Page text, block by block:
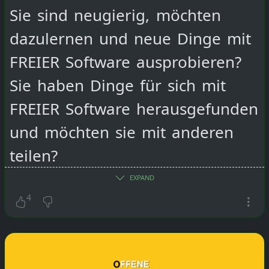
mit anderen zu connecten".
Dafür hat Benevolo den
Kölner "Offline Club"
gegründet. Das Konzept
stammt aus Amsterdam. Vor
fünf Jahren haben drei
Niederländer dort ein
Franchise gegründet.
Inzwischen hat "The Offline
Sie sind neugierig, möchten
dazulernen und neue Dinge mit
FREIER Software ausprobieren?
Sie haben Dinge für sich mit
FREIER Software herausgefunden
und möchten sie mit anderen
teilen?
Dann machen Sie mit bei
unserer "Offene Werkstatt Für
Digitale Mündigkeit Und
EXPAND
4